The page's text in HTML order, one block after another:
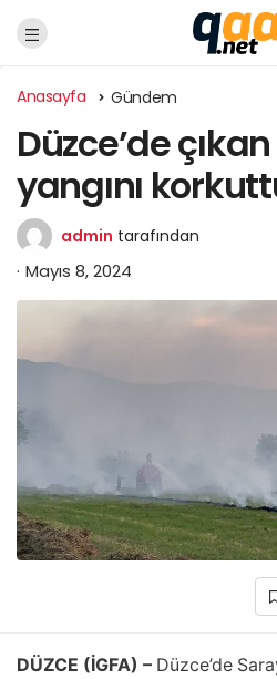
Anasayfa Gündem
Düzce’de çıkan
yangını
admin tarafından
Mayıs 8, 2024
DÜZCE (İGFA) – Düzce’de